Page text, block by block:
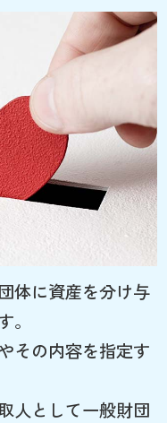
体に資産を分け与
その内容を指定す
人として一般財団